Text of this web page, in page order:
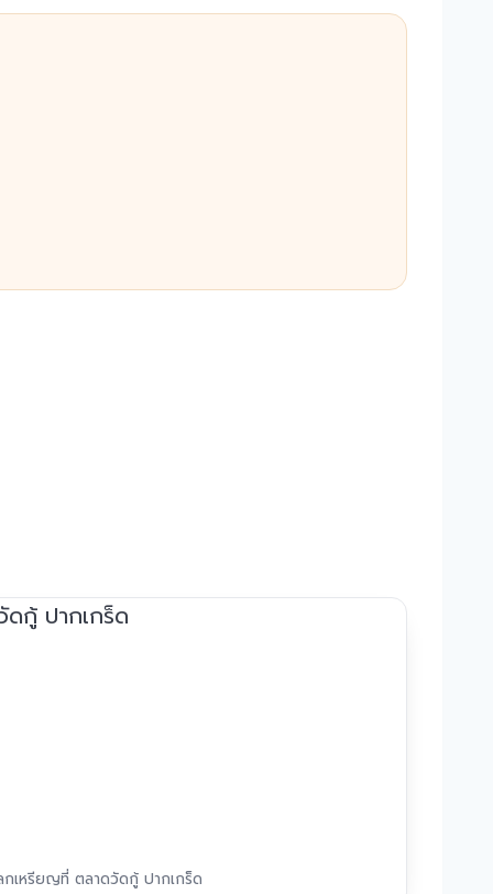
กเหรียญที่ ตลาดวัดกู้ ปากเกร็ด